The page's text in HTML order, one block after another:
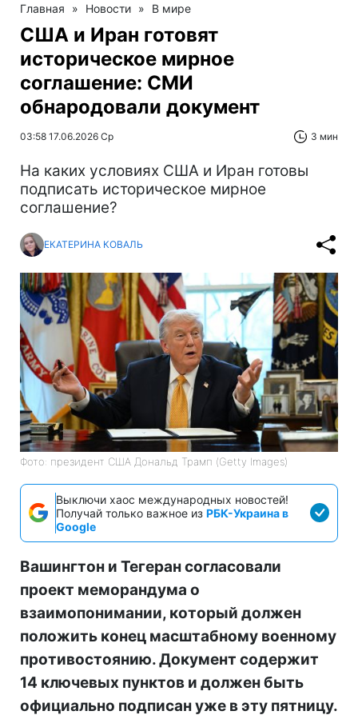
Главная » Новости » В мире
США и Иран готовят
историческое мирное
соглашение: СМИ
обнародовали документ
03:58 17.06.2026 Ср 3 мин
На каких условиях США и Иран готовы
подписать историческое мирное
соглашение?
ЕКАТЕРИНА КОВАЛЬ
Фото: президент США Дональд Трамп (Getty Images)
Выключи хаос международных новостей!
Получай только важное из РБК-Украина в
Google
Вашингтон и Тегеран согласовали
проект меморандума о
взаимопонимании, который должен
положить конец масштабному военному
противостоянию. Документ содержит
14 ключевых пунктов и должен быть
официально подписан уже в эту пятницу.